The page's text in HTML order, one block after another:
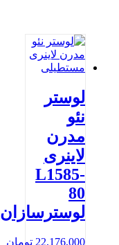
لوستر
نئو
مدرن
لاینری
L1585-
80
لوسترسازان
22,176,000 تومان